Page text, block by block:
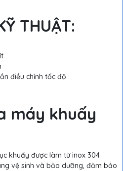
THUẬT:
điều chỉnh tốc độ
máy khuấy
khuấy được làm từ inox 304
vệ sinh và bảo dưỡng, đảm bảo